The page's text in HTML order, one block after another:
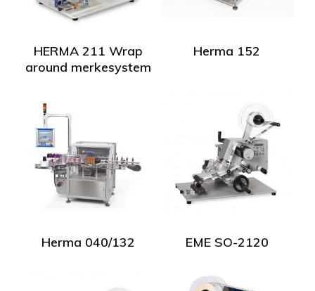
HERMA 211 Wrap
around merkesystem
Herma 152
Herma 040/132 EME SO-2120